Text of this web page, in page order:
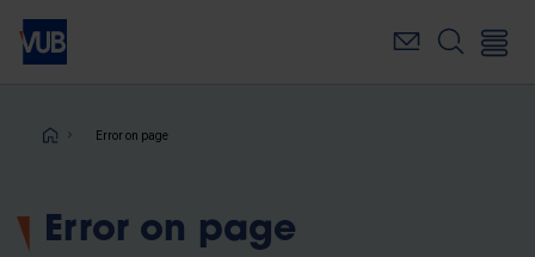
Skip
main
Breadcrumb
Error on page
Error on page